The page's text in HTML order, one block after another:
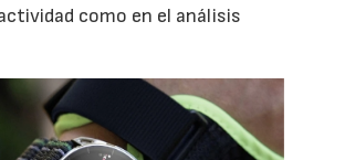
como en el análisis